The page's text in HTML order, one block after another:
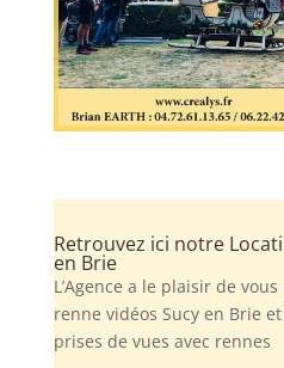
Retrouvez ici notre
en Brie
L’Agence a le plaisir de
renne vidéos Sucy en Brie
prises de vues avec rennes